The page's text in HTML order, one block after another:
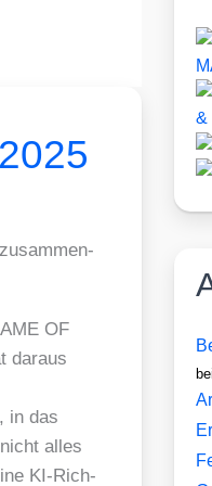
OF
dar­aus
in das
alles
KI-Rich­